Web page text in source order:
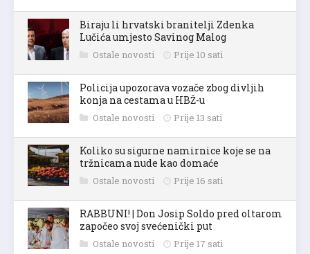
Biraju li hrvatski branitelji Zdenka
Lučića umjesto Savinog Malog
Ostale novosti Prije 10 sati
Policija upozorava vozače zbog divljih
konja na cestama u HBŽ-u
Ostale novosti Prije 13 sati
Koliko su sigurne namirnice koje se na
tržnicama nude kao domaće
Ostale novosti Prije 16 sati
RABBUNI! | Don Josip Soldo pred oltarom
započeo svoj svećenički put
Ostale novosti Prije 17 sati